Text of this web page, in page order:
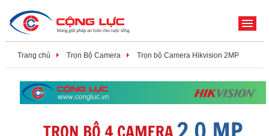
Trang chủ Trọn Bộ Camera Trọn bộ Camera Hikvision 2MP